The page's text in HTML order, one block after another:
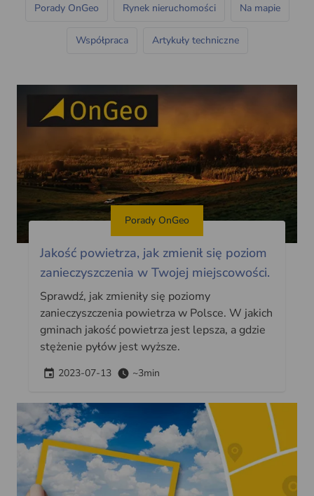
Porady OnGeo Rynek nieruchomości Na mapie
Współpraca Artykuły techniczne
Porady OnGeo
Jakość powietrza, jak zmienił się poziom
zanieczyszczenia w Twojej miejscowości.
Sprawdź, jak zmieniły się poziomy
zanieczyszczenia powietrza w Polsce. W jakich
gminach jakość powietrza jest lepsza, a gdzie
stężenie pyłów jest wyższe.
2023-07-13 ~3min